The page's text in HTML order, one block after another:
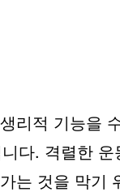
리적 기능을
다. 격렬한
는 것을 막기